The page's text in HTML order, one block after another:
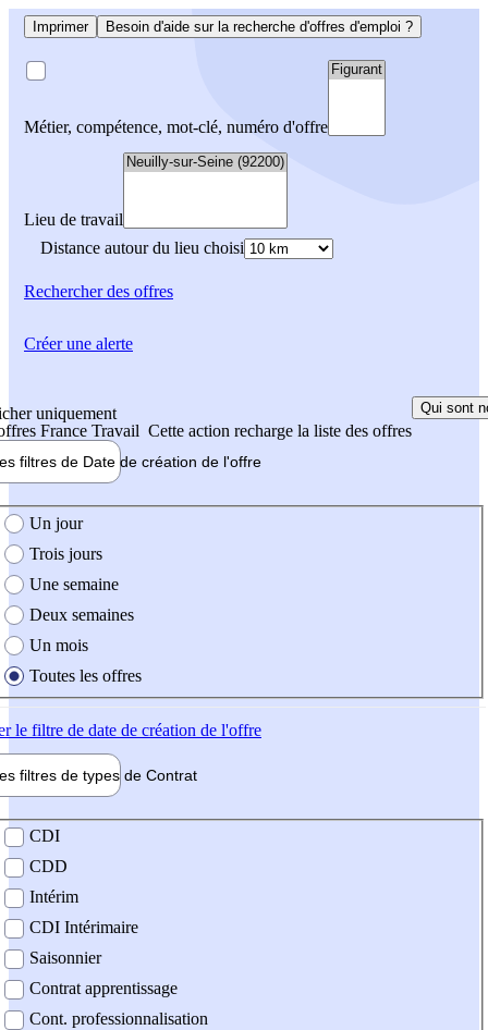
Imprimer Besoin d'aide sur la recherche d'offres d'emploi ?
Métier, compétence, mot-clé, numéro d'offre
Lieu de travail
Distance autour du lieu choisi
Rechercherdes offres
uniquement
France Travail Cette action recharge la liste des offres
Qui sont
filtres de Date de création de l'offre
création de l'offre
Un jour
Trois jours
Une semaine
Deux semaines
Un mois
Toutes les offres
le filtre de date de création de l'offre
filtres de types de Contrat
contrat
CDI
CDD
Intérim
CDI Intérimaire
Saisonnier
Contrat apprentissage
Cont. professionnalisation
Créer une alerte